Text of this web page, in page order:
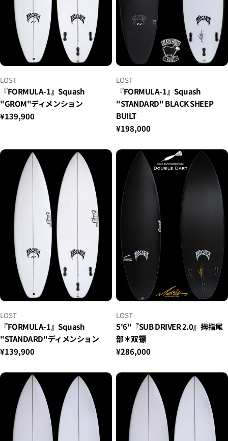
小
贩：
LOST
『FORMULA-1』Squash
"GROM"ディメンション
正
格
¥139,900
小
贩：
LOST
『FORMULA-1』Squash
"STANDARD" BLACK SHEEP
BUILT
正
价
¥198,000
小
贩：
LOST
『FORMULA-1』Squash
"STANDARD"ディメンション
正
价
¥139,900
小
贩：
LOST
5'6"『SUB DRIVER 2.0』拇指尾
部＊双镖
正
价
¥286,000